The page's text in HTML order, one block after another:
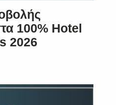
100% Hotel
2026